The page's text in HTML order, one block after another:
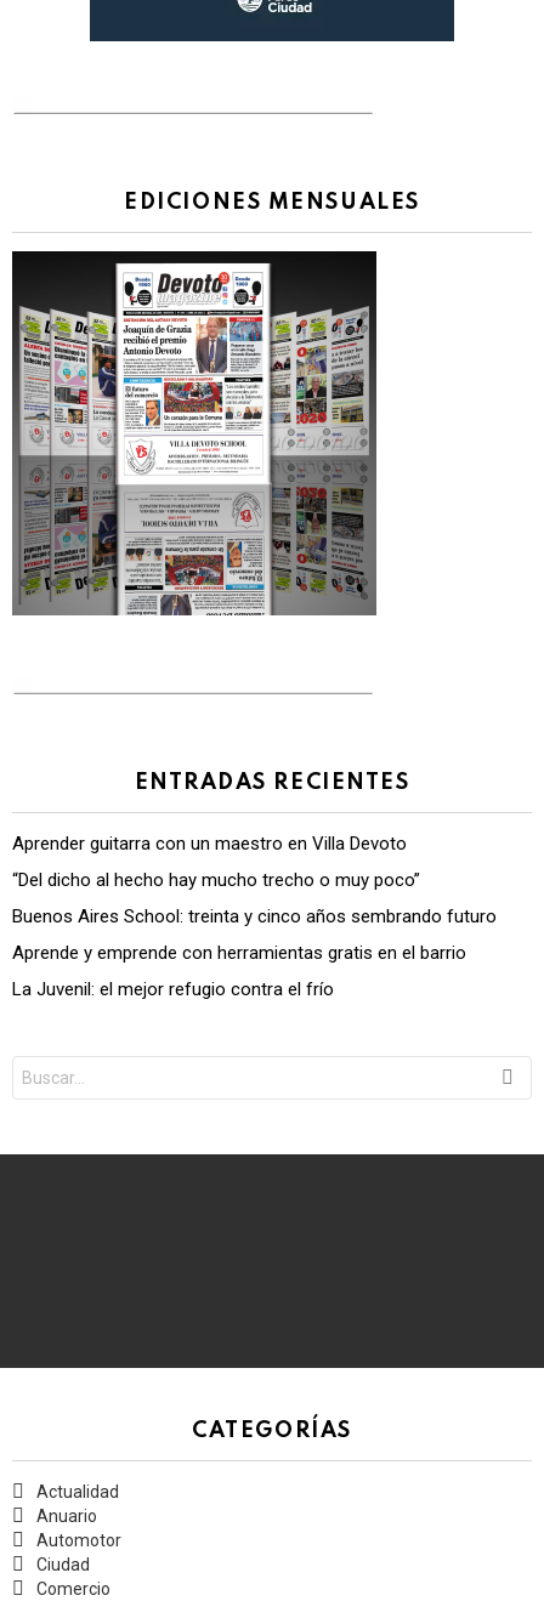
EDICIONES MENSUALES
ENTRADAS RECIENTES
Aprender guitarra con un maestro en Villa Devoto
“Del dicho al hecho hay mucho trecho o muy poco”
Buenos Aires School: treinta y cinco años sembrando futuro
Aprende y emprende con herramientas gratis en el barrio
La Juvenil: el mejor refugio contra el frío
for:
CATEGORÍAS
Actualidad
Anuario
Automotor
Ciudad
Comercio